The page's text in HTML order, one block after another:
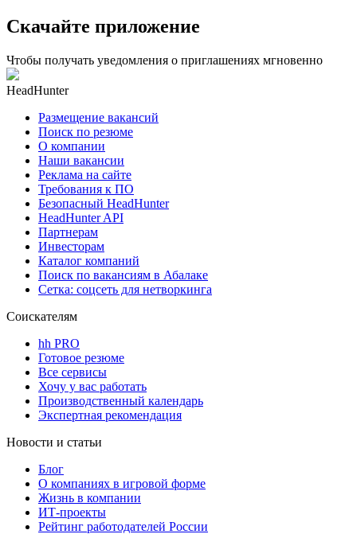
Скачайте приложение
Чтобы получать уведомления о приглашениях мгновенно
HeadHunter
Размещение вакансий
Поиск по резюме
О компании
Наши вакансии
Реклама на сайте
Требования к ПО
Безопасный HeadHunter
HeadHunter API
Партнерам
Инвесторам
Каталог компаний
Поиск по вакансиям в Абалаке
Сетка: соцсеть для нетворкинга
Соискателям
hh PRO
Готовое резюме
Все сервисы
Хочу у вас работать
Производственный календарь
Экспертная рекомендация
Новости и статьи
Блог
О компаниях в игровой форме
Жизнь в компании
ИТ-проекты
Рейтинг работодателей России